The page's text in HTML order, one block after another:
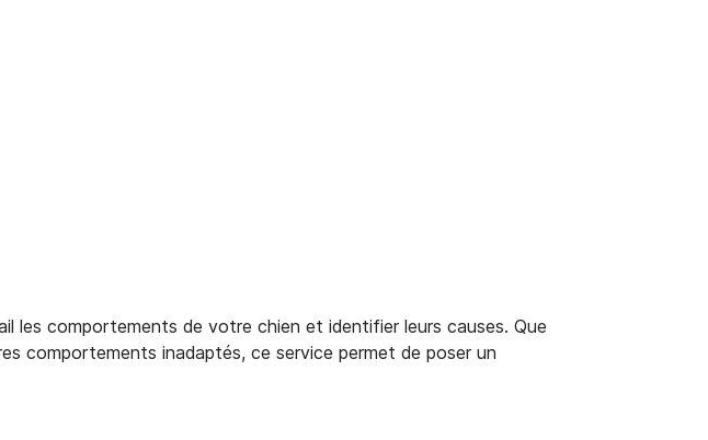
les comportements de votre chien et identifier leurs causes. Que
comportements inadaptés, ce service permet de poser un